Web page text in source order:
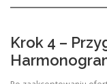
Krok 4 –